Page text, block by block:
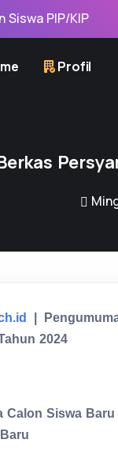
KIP
Profil
|
2024
Calon Siswa Baru